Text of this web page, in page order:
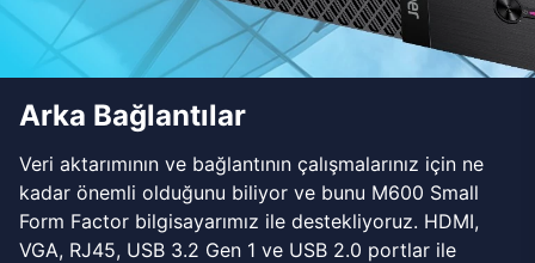
Arka Bağlantılar
Veri aktarımının ve bağlantının çalışmalarınız için ne
kadar önemli olduğunu biliyor ve bunu M600 Small
Form Factor bilgisayarımız ile destekliyoruz. HDMI,
VGA, RJ45, USB 3.2 Gen 1 ve USB 2.0 portlar ile